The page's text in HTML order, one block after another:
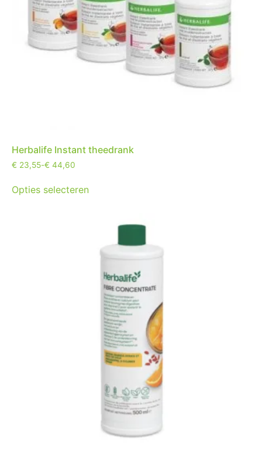
Herbalife Instant theedrank
€ 23,55-€ 44,60
Opties selecteren